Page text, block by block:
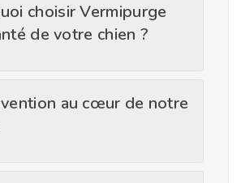
choisir Vermipurge
de votre chien ?
au cœur de notre